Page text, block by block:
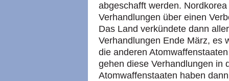
abgeschafft werden.
Verhandlungen über einen
Das Land verkündete dann
Verhandlungen Ende März, es
die anderen
gehen diese Verhandlungen in
Atomwaffenstaaten haben